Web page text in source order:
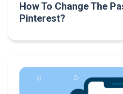
How To Change The
Pinterest?